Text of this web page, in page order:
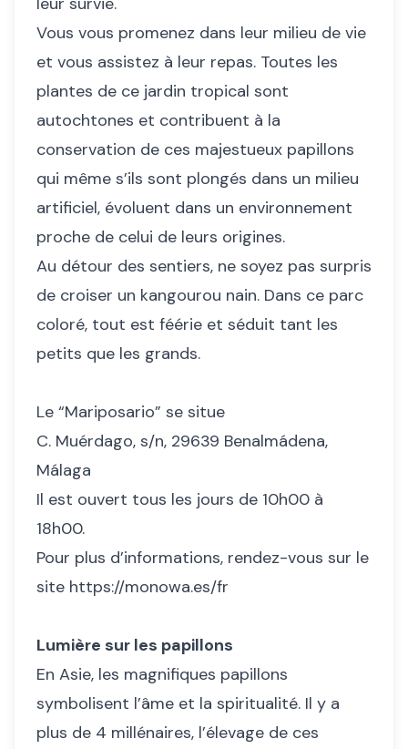
Vous vous promenez dans leur milieu de vie
et vous assistez à leur repas. Toutes les
plantes de ce jardin tropical sont
autochtones et contribuent à la
conservation de ces majestueux papillons
qui même s’ils sont plongés dans un milieu
artificiel, évoluent dans un environnement
proche de celui de leurs origines.
Au détour des sentiers, ne soyez pas surpris
de croiser un kangourou nain. Dans ce parc
coloré, tout est féérie et séduit tant les
petits que les grands.
Le “Mariposario” se situe
C. Muérdago, s/n, 29639 Benalmádena,
Málaga
Il est ouvert tous les jours de 10h00 à
18h00.
Pour plus d’informations, rendez-vous sur le
site https://monowa.es/fr
Lumière sur les papillons
En Asie, les magnifiques papillons
symbolisent l’âme et la spiritualité. Il y a
plus de 4 millénaires, l’élevage de ces